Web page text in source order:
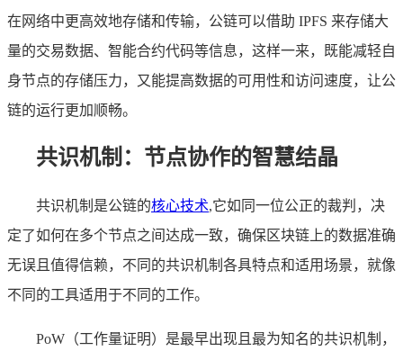
在网络中更高效地存储和传输，公链可以借助 IPFS 来存储大
量的交易数据、智能合约代码等信息，这样一来，既能减轻自
身节点的存储压力，又能提高数据的可用性和访问速度，让公
链的运行更加顺畅。
共识机制：节点协作的智慧结晶
共识机制是公链的核心技术,它如同一位公正的裁判，决
定了如何在多个节点之间达成一致，确保区块链上的数据准确
无误且值得信赖，不同的共识机制各具特点和适用场景，就像
不同的工具适用于不同的工作。
PoW（工作量证明）是最早出现且最为知名的共识机制，